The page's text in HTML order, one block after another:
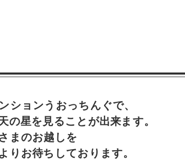
ションうおっちんぐで、
の星を見ることが出来ます。
まのお越しを
りお待ちしております。